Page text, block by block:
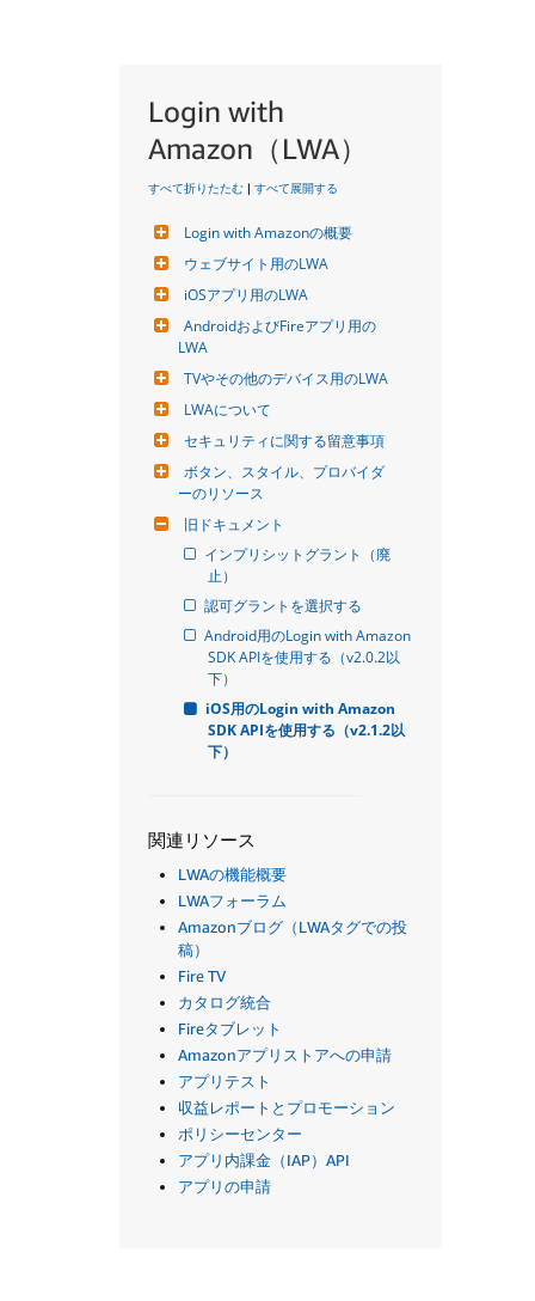
Login with
Amazon（LWA）
すべて折りたたむ | すべて展開する
Login with Amazonの概要
ウェブサイト用のLWA
iOSアプリ用のLWA
AndroidおよびFireアプリ用の
LWA
TVやその他のデバイス用のLWA
LWAについて
セキュリティに関する留意事項
ボタン、スタイル、プロバイダ
ーのリソース
旧ドキュメント
インプリシットグラント（廃
止）
認可グラントを選択する
Android用のLogin with Amazon
SDK APIを使用する（v2.0.2以
下）
iOS用のLogin with Amazon
SDK APIを使用する（v2.1.2以
下）
関連リソース
LWAの機能概要
LWAフォーラム
Amazonブログ（LWAタグでの投
稿）
Fire TV
カタログ統合
Fireタブレット
Amazonアプリストアへの申請
アプリテスト
収益レポートとプロモーション
ポリシーセンター
アプリ内課金（IAP）API
アプリの申請